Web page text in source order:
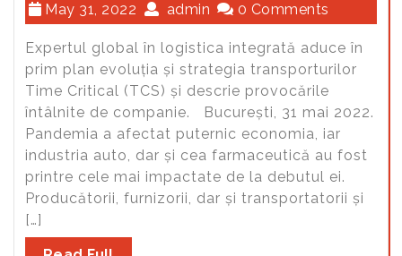
May 31, 2022 admin 0 Comments
Expertul global în logistica integrată aduce în
prim plan evoluția și strategia transporturilor
Time Critical (TCS) și descrie provocările
întâlnite de companie. București, 31 mai 2022.
Pandemia a afectat puternic economia, iar
industria auto, dar și cea farmaceutică au fost
printre cele mai impactate de la debutul ei.
Producătorii, furnizorii, dar și transportatorii și
[…]